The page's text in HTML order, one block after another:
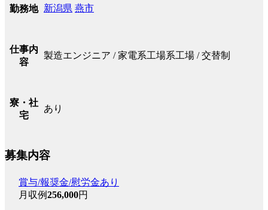
勤務地 新潟県 燕市
仕事内
容
製造エンジニア / 家電系工場系工場 / 交替制
寮・社
宅
あり
募集内容
賞与/報奨金/慰労金あり
月収例256,000円